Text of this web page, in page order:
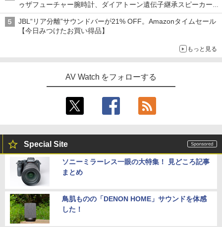
ゥザフューチャー腕時計、ダイアトーン遺伝子継承スピーカー
('26年8月3日～9日)
JBL“リア分離”サウンドバーが21% OFF。Amazonタイムセール
【今日みつけたお買い得品】
もっと見る
AV Watch をフォローする
Special Site
ソニーミラーレス一眼の大特集！ 見どころ記事
まとめ
鳥肌ものの「DENON HOME」サウンドを体感
した！